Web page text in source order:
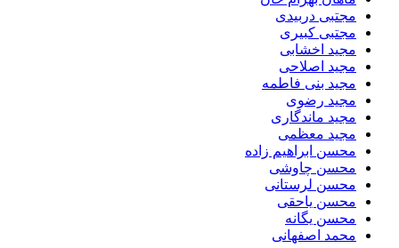
مجتبی دربیدی
مجتبی کبیری
مجید اخشابی
مجید اصلاحی
مجید بنی فاطمه
مجید رضوی
مجید ماندگاری
مجید معظمی
محسن ابراهیم زاده
محسن چاوشی
محسن لرستانی
محسن یاحقی
محسن یگانه
محمد اصفهانی